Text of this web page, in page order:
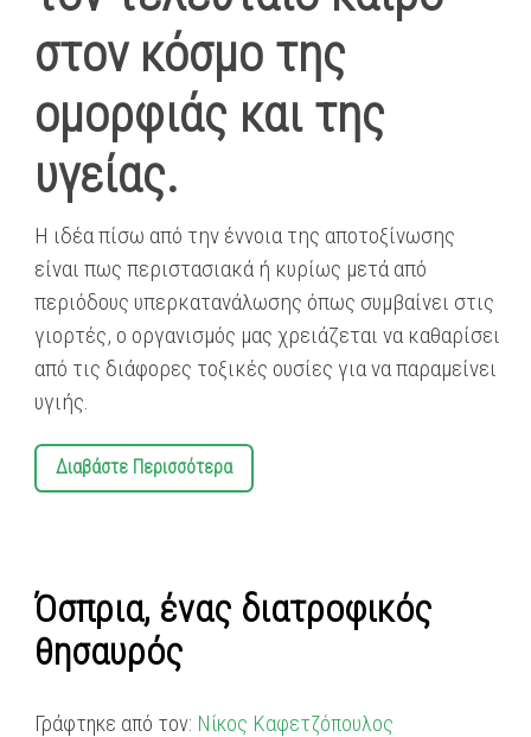
στον κόσμο της
ομορφιάς και της
υγείας.
Η ιδέα πίσω από την έννοια της αποτοξίνωσης
είναι πως περιστασιακά ή κυρίως μετά από
περιόδους υπερκατανάλωσης όπως συμβαίνει στις
γιορτές, ο οργανισμός μας χρειάζεται να καθαρίσει
από τις διάφορες τοξικές ουσίες για να παραμείνει
υγιής.
Διαβάστε Περισσότερα
Όσπρια, ένας διατροφικός
θησαυρός
Γράφτηκε από τον: Νίκος Καφετζόπουλος